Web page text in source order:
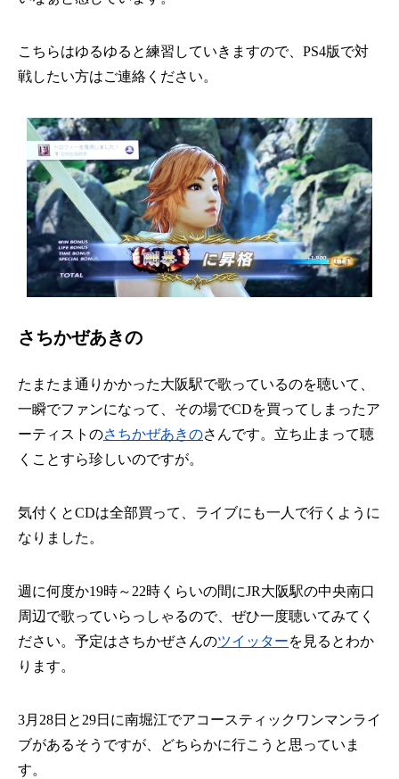
こちらはゆるゆると練習していきますので、PS4版で対
戦したい方はご連絡ください。
さちかぜあきの
たまたま通りかかった大阪駅で歌っているのを聴いて、
一瞬でファンになって、その場でCDを買ってしまったア
ーティストのさちかぜあきのさんです。立ち止まって聴
くことすら珍しいのですが。
気付くとCDは全部買って、ライブにも一人で行くように
なりました。
週に何度か19時～22時くらいの間にJR大阪駅の中央南口
周辺で歌っていらっしゃるので、ぜひ一度聴いてみてく
ださい。予定はさちかぜさんのツイッター​を見るとわか
ります。
3月28日と29日に南堀江でアコースティックワンマンライ
ブがあるそうですが、どちらかに行こうと思っていま
す。